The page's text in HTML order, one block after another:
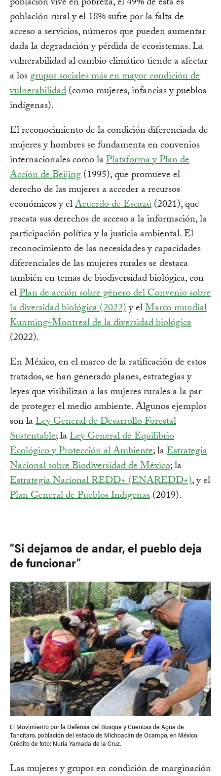
población rural y el 18% sufre por la falta de
acceso a servicios, números que pueden aumentar
dada la degradación y pérdida de ecosistemas. La
vulnerabilidad al cambio climático tiende a afectar
a losgrupos sociales más en mayor condición de
vulnerabilidad(como mujeres, infancias y pueblos
indígenas).
El reconocimiento de la condición diferenciada de
mujeres y hombres se fundamenta en convenios
internacionales como laPlataforma y Plan de
Acción de Beijing(1995), que promueve el
derecho de las mujeres a acceder a recursos
económicos y elAcuerdo de Escazú(2021), que
rescata sus derechos de acceso a la información, la
participación política y la justicia ambiental. El
reconocimiento de las necesidades y capacidades
diferenciales de las mujeres rurales se destaca
también en temas de biodiversidad biológica, con
elPlan de acción sobre género del Convenio sobre
la diversidad biológica (2022)y elMarco mundial
Kunming-Montreal de la diversidad biológica
(2022).
En México, en el marco de la ratificación de estos
tratados, se han generado planes, estrategias y
leyes que visibilizan a las mujeres rurales a la par
de proteger el medio ambiente. Algunos ejemplos
son laLey General de Desarrollo Forestal
Sustentable; laLey General de Equilibrio
Ecológico y Protección al Ambiente; laEstrategia
Nacional sobre Biodiversidad de México; la
Estrategia Nacional REDD+ (ENAREDD+), y el
Plan General de Pueblos Indígenas(2019).
“Si dejamos de andar, el pueblo deja
de funcionar”
El Movimiento por la Defensa del Bosque y Cuencas de Agua de
Tancítaro, población del estado de Michoacán de Ocampo, en México.
Crédito de foto: Nuria Yamada de la Cruz.
Las mujeres y grupos en condición de marginación